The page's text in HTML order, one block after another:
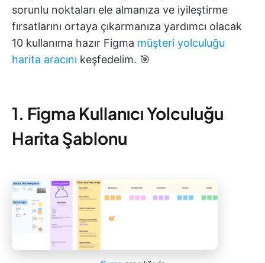
sorunlu noktaları ele almanıza ve iyileştirme
fırsatlarını ortaya çıkarmanıza yardımcı olacak
10 kullanıma hazır Figma müşteri yolculuğu
harita aracını keşfedelim. 🎯
1. Figma Kullanıcı Yolculuğu
Harita Şablonu